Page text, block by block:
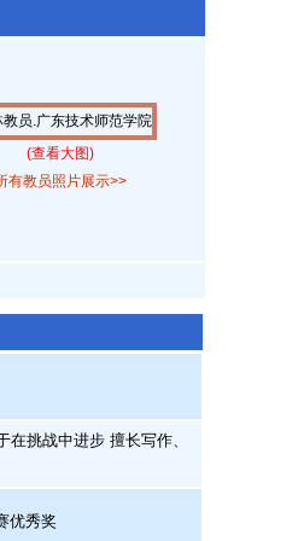
(查看大图)
有教员照片展示>>
挑战中进步 擅长写作、
优秀奖